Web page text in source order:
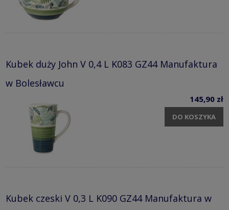
Kubek duży John V 0,4 L K083 GZ44 Manufaktura
w Bolesławcu
145,90 zł
DO KOSZYKA
Kubek czeski V 0,3 L K090 GZ44 Manufaktura w